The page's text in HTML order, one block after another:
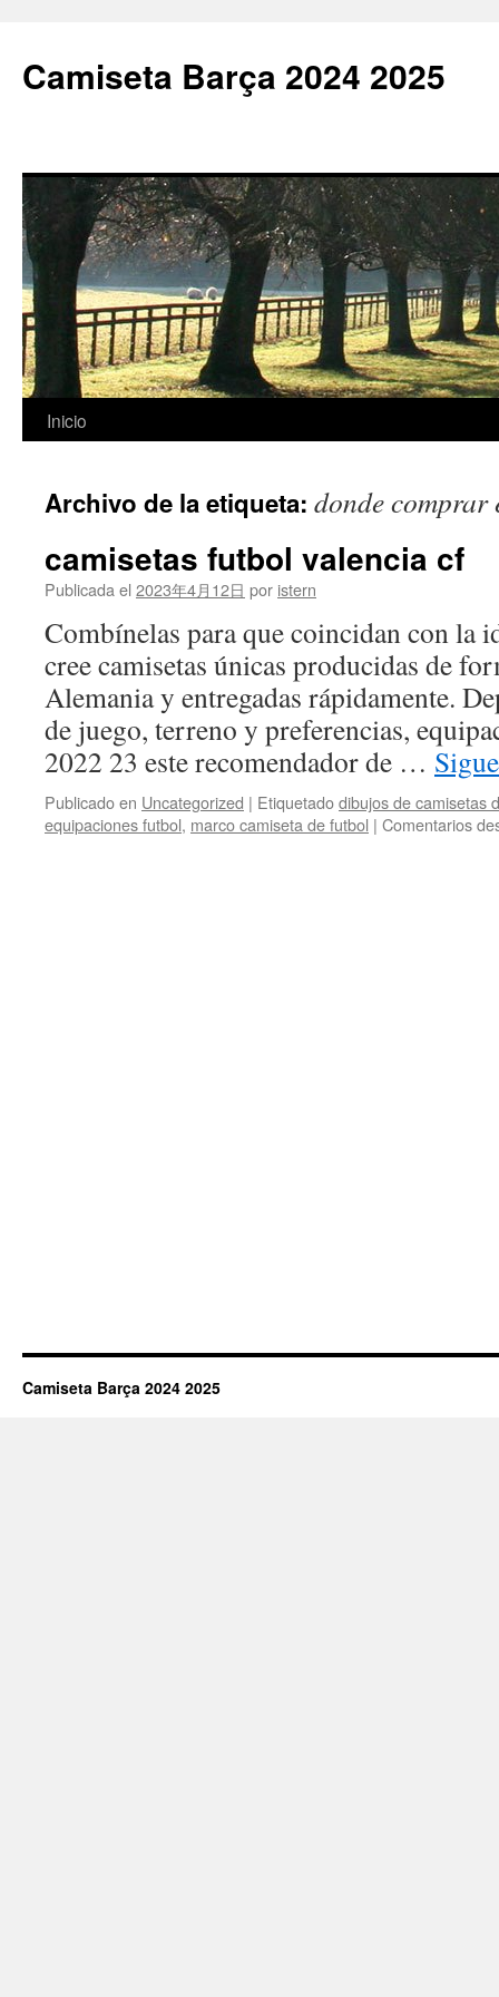
Camiseta Barça 2024 2025
Saltar
contenido
Inicio
Archivo de la etiqueta: donde
camisetas futbol valencia cf
Publicada el 2023年4月12日 por istern
Combínelas para que coincidan con la
cree camisetas únicas producidas de
Alemania y entregadas rápidamente.
de juego, terreno y preferencias,
2022 23 este recomendador de …
Publicado en Uncategorized | Etiquetadodibujos de camisetas
equipaciones futbol, marco camiseta de futbol | Comentarios
Camiseta Barça 2024 2025